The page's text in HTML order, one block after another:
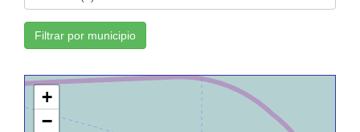
Filtrar por municipio
+
−